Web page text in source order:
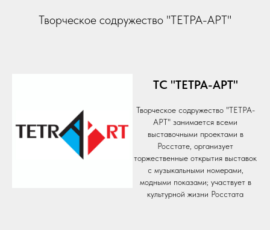
Творческое содружество "ТЕТРА-АРТ"
ТС "ТЕТРА-АРТ"
Творческое содружество "ТЕТРА-
АРТ" занимается всеми
выставочными проектами в
Росстате, организует
торжественные открытия выставок
с музыкальными номерами,
модными показами; участвует в
культурной жизни Росстата